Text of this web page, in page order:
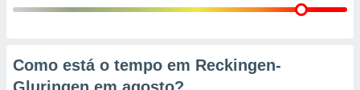
1199
Como está o tempo em Reckingen-